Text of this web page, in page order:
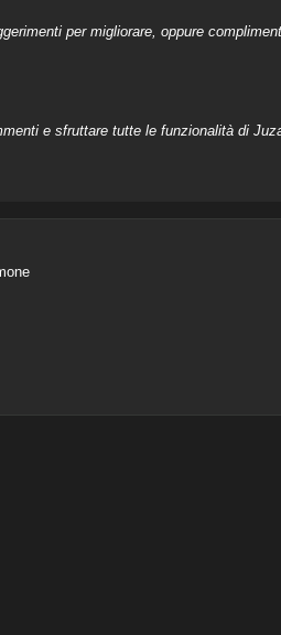
per migliorare, oppure
e sfruttare tutte le funzionalità di